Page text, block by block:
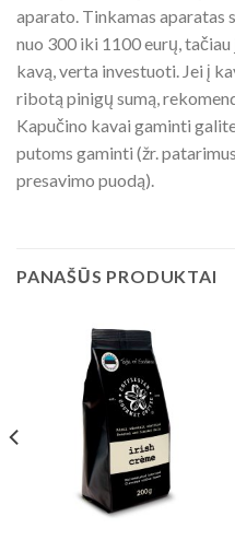
aparato. Tinkamas aparatas
nuo 300 iki 1100 eurų,
kavą, verta investuoti. Jei į
ribotą pinigų sumą,
Kapučino kavai gaminti
putoms gaminti (žr.
presavimo puodą).
PANAŠŪS PRODUKTAI